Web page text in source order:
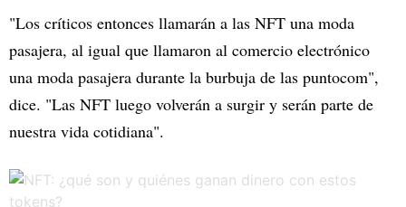
"Los críticos entonces llamarán a las NFT una moda
pasajera, al igual que llamaron al comercio electrónico
una moda pasajera durante la burbuja de las puntocom",
dice. "Las NFT luego volverán a surgir y serán parte de
nuestra vida cotidiana".